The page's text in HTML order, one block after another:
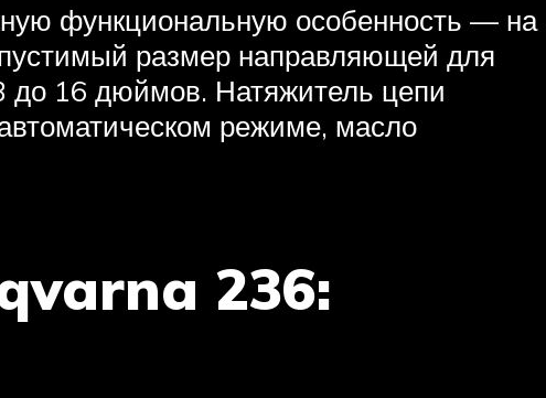
функциональную особенность — на
размер направляющей для
до 16 дюймов. Натяжитель цепи
режиме, масло
236: